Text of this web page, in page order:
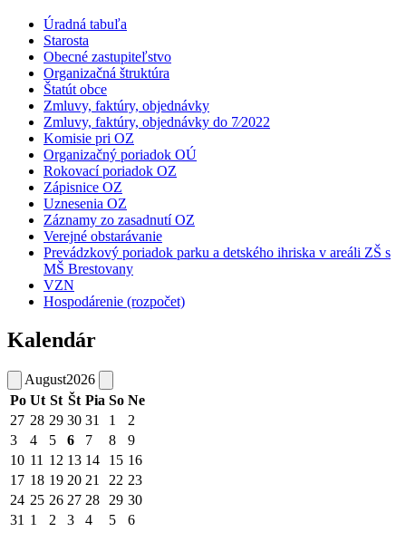
Úradná tabuľa
Starosta
Obecné zastupiteľstvo
Organizačná štruktúra
Štatút obce
Zmluvy, faktúry, objednávky
Zmluvy, faktúry, objednávky do 7⁄2022
Komisie pri OZ
Organizačný poriadok OÚ
Rokovací poriadok OZ
Zápisnice OZ
Uznesenia OZ
Záznamy zo zasadnutí OZ
Verejné obstarávanie
Prevádzkový poriadok parku a detského ihriska v areáli ZŠ s
MŠ Brestovany
VZN
Hospodárenie (rozpočet)
Kalendár
August2026
Po Ut St Št Pia So Ne
27 28 29 30 31 1
2
3
4 5 6 7 8
9
10 11 12 13 14 15 16
17 18 19 20 21 22 23
24 25 26 27 28 29 30
31 1 2 3 4 5 6